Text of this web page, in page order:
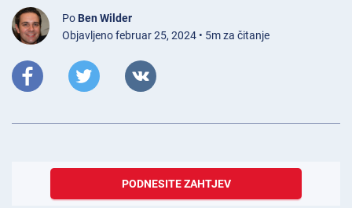
Po Ben Wilder
Objavljeno februar 25, 2024 • 5m za čitanje
PODNESITE ZAHTJEV